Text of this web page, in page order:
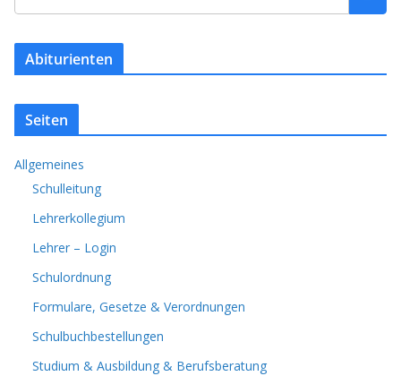
Abiturienten
Seiten
Allgemeines
Schulleitung
Lehrerkollegium
Lehrer – Login
Schulordnung
Formulare, Gesetze & Verordnungen
Schulbuchbestellungen
Studium & Ausbildung & Berufsberatung